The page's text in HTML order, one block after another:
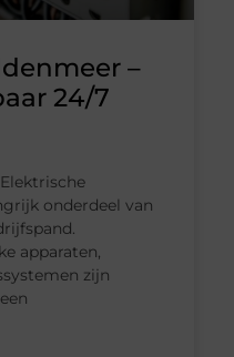
–
24/7
onderdeel van
apparaten,
zijn